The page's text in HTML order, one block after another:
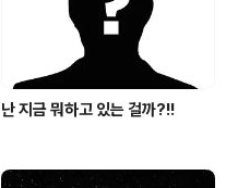
난 지금 뭐하고 있는 걸까?!!